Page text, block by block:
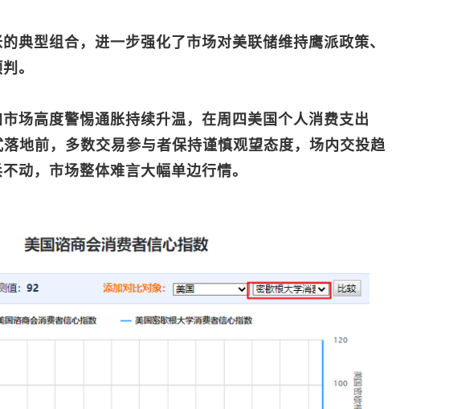
典型组合，进一步强化了市场对美联储维持鹰派政策、
。
场高度警惕通胀持续升温，在周四美国个人消费支出
落地前，多数交易参与者保持谨慎观望态度，场内交投趋
动，市场整体难言大幅单边行情。